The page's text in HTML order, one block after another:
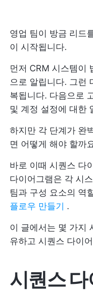
영업 팀이 방금 리드
이 시작됩니다.
먼저 CRM 시스템이
으로 알립니다. 그런
복됩니다. 다음으로
및 계정 설정에 대한
하지만 각 단계가 완
면 어떻게 해야 할까
바로 이때 시퀀스 다
다이어그램은 각 시
팀과 구성 요소의 역
플로우 만들기 .
이 글에서는 몇 가지
유하고 시퀀스 다이
시퀀스